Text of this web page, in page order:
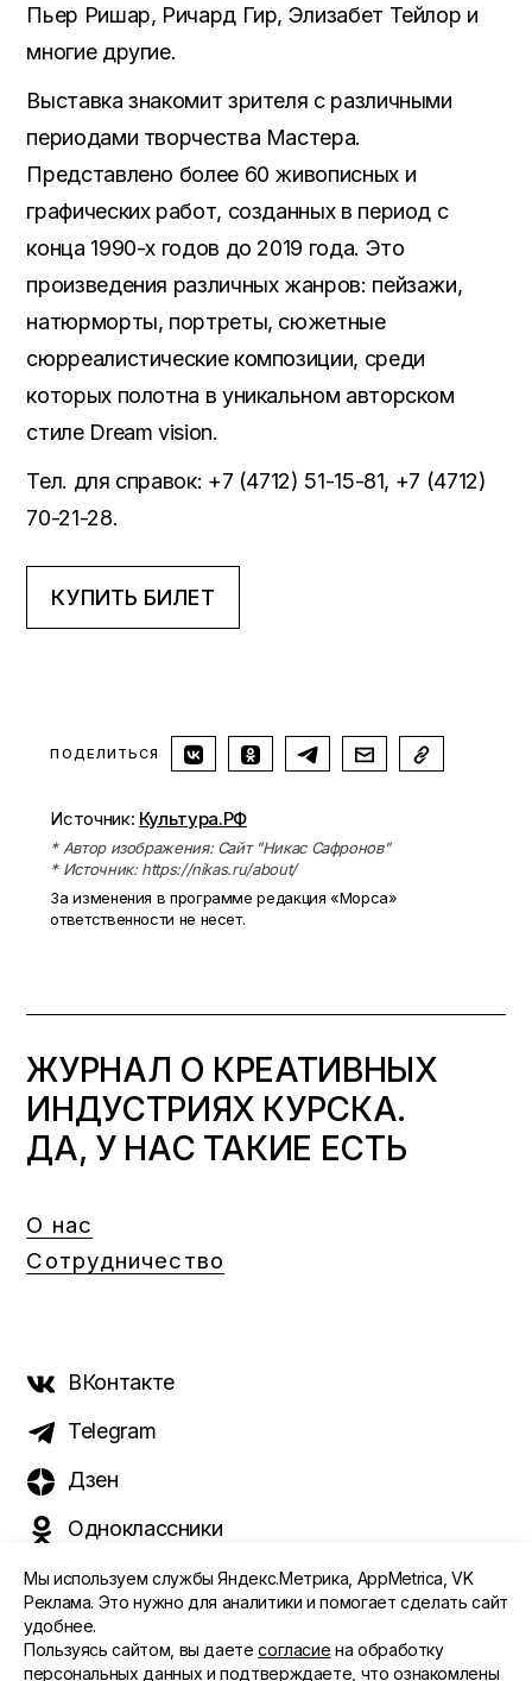
Пьер Ришар, Ричард Гир, Элизабет Тейлор и
многие другие.
Выставка знакомит зрителя с различными
периодами творчества Мастера.
Представлено более 60 живописных и
графических работ, созданных в период с
конца 1990-х годов до 2019 года. Это
произведения различных жанров: пейзажи,
натюрморты, портреты, сюжетные
сюрреалистические композиции, среди
которых полотна в уникальном авторском
стиле Dreаm vision.
Тел. для справок: +7 (4712) 51-15-81, +7 (4712)
70-21-28.
КУПИТЬ БИЛЕТ
ПОДЕЛИТЬСЯ
Источник: Культура.РФ
* Автор изображения: Сайт "Никас Сафронов"
* Источник: https://nikas.ru/about/
За изменения в программе редакция «Морса»
ответственности не несет.
ЖУРНАЛ О КРЕАТИВНЫХ
ИНДУСТРИЯХ КУРСКА.
ДА, У НАС ТАКИЕ ЕСТЬ
О нас
Сотрудничество
ВКонтакте
Telegram
Дзен
Одноклассники
©️ 2015 - 2026 Интернет-журнал «Морс». Все права
защищены
Мы используем службы Яндекс.Метрика, AppMetrica, VK
Реклама. Это нужно для аналитики и помогает сделать сайт
удобнее.
Пользуясь сайтом, вы даетесогласие на обработку
персональных данных и подтверждаете, что ознакомлены